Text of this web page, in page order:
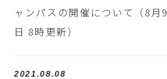
ャンパスの開催について（8月9
日 8時更新）
2021.08.08